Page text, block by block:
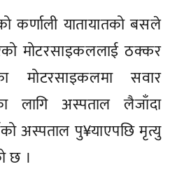
कर्णाली यातायातको बसले
मोटरसाइकललाई ठक्कर
मोटरसाइकलमा सवार
लागि अस्पताल लैजाँदा
अस्पताल पु¥याएपछि मृत्यु
छ ।